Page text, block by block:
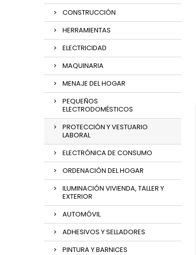
CONSTRUCCIÓN
HERRAMIENTAS
ELECTRICIDAD
MAQUINARIA
MENAJE DEL HOGAR
PEQUEÑOS
ELECTRODOMÉSTICOS
PROTECCIÓN Y VESTUARIO
LABORAL
ELECTRÓNICA DE CONSUMO
ORDENACIÓN DEL HOGAR
ILUMINACIÓN VIVIENDA, TALLER Y
EXTERIOR
AUTOMÓVIL
ADHESIVOS Y SELLADORES
PINTURA Y BARNICES